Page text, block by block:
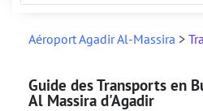
Aéroport Agadir Al-Massira >
Guide des Transports en
Al Massira d'Agadir